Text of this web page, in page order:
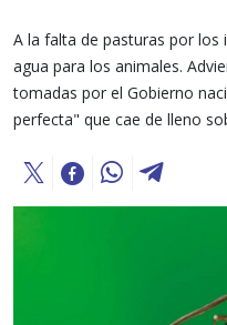
A la falta de pasturas por los
agua para los animales.
tomadas por el Gobierno
perfecta" que cae de lleno